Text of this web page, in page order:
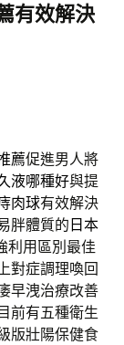
有效解決
薦促進男人將
液哪種好與提
肉球有效解決
胖體質的日本
利用區別最佳
對症調理喚回
早洩治療改善
前有五種衛生
版壯陽保健食